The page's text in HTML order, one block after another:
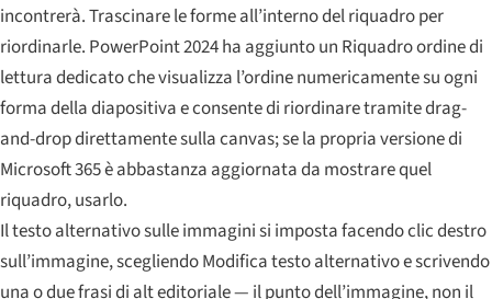
incontrerà. Trascinare le forme all’interno del riquadro per
riordinarle. PowerPoint 2024 ha aggiunto un Riquadro ordine di
lettura dedicato che visualizza l’ordine numericamente su ogni
forma della diapositiva e consente di riordinare tramite drag-
and-drop direttamente sulla canvas; se la propria versione di
Microsoft 365 è abbastanza aggiornata da mostrare quel
riquadro, usarlo.
Il testo alternativo sulle immagini si imposta facendo clic destro
sull’immagine, scegliendo Modifica testo alternativo e scrivendo
una o due frasi di alt editoriale — il punto dell’immagine, non il